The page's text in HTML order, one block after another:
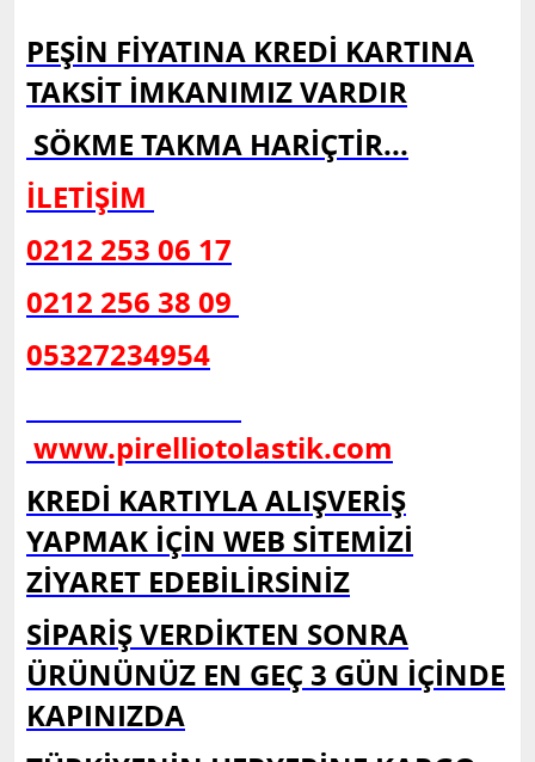
PEŞİN FİYATINA KREDİ KARTINA
TAKSİT İMKANIMIZ VARDIR
SÖKME TAKMA HARİÇTİR...
İLETİŞİM
0212 253 06 17
0212 256 38 09
05327234954
www.pirelliotolastik.com
KREDİ KARTIYLA ALIŞVERİŞ
YAPMAK İÇİN WEB SİTEMİZİ
ZİYARET EDEBİLİRSİNİZ
SİPARİŞ VERDİKTEN SONRA
ÜRÜNÜNÜZ EN GEÇ 3 GÜN İÇİNDE
KAPINIZDA